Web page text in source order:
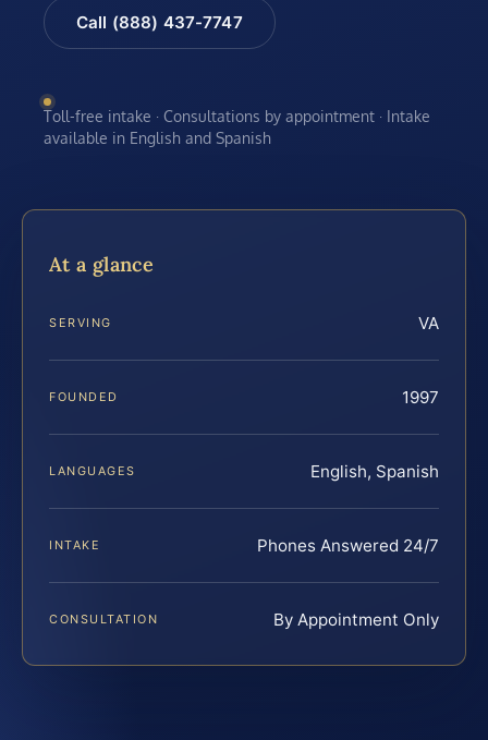
Call (888) 437-7747
Toll-free intake · Consultations by appointment · Intake
available in English and Spanish
At a glance
SERVING VA
FOUNDED 1997
LANGUAGES English, Spanish
INTAKE Phones Answered 24/7
CONSULTATION By Appointment Only